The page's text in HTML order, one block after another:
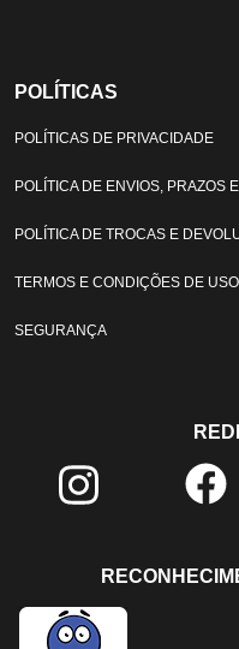
POLÍTICAS
POLÍTICAS DE PRIVACIDADE
POLÍTICA DE ENVIOS, PRAZOS
POLÍTICA DE TROCAS E
TERMOS E CONDIÇÕES DE USO
SEGURANÇA